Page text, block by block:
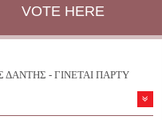
VOTE HERE
ΔΑΝΤΗΣ - ΓΙΝΕΤΑΙ ΠΑΡΤΥ